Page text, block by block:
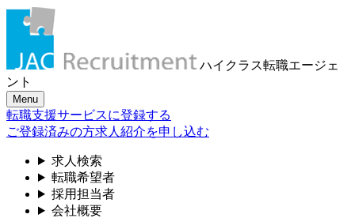
ハイクラス転職エージェ
ント
Menu
転職支援サービスに登録する
ご登録済みの方求人紹介を申し込む
求人検索
転職希望者
採用担当者
会社概要